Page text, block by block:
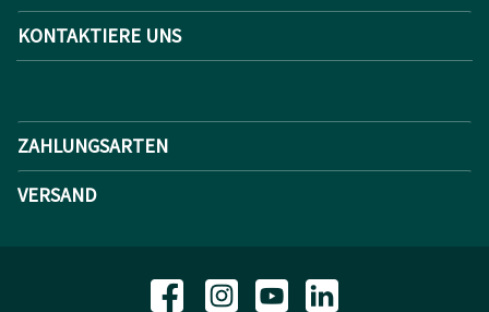
KONTAKTIERE UNS
ZAHLUNGSARTEN
VERSAND